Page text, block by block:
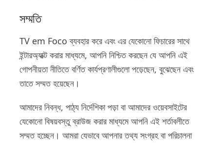
সম্মতি
TV em Foco ব্যবহার করে এবং এর যেকোনো ফিচারের সাথে
ইন্টারঅ্যাক্ট করার মাধ্যমে, আপনি নিশ্চিত করছেন যে আপনি এই
গোপনীয়তা নীতিতে বর্ণিত কার্যপ্রণালীগুলো পড়েছেন, বুঝেছেন এবং
তাতে সম্মত হয়েছেন।
আমাদের নিবন্ধ, পাঠ্য নির্দেশিকা পড়া বা আমাদের ওয়েবসাইটের
যেকোনো বিষয়বস্তু ব্রাউজ করার মাধ্যমে আপনি এই শর্তাবলীতে
সম্মত হচ্ছেন। আমরা যেভাবে আপনার তথ্য সংগ্রহ বা পরিচালনা